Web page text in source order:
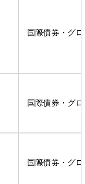
国際債券・グ
国際債券・グ
国際債券・グ